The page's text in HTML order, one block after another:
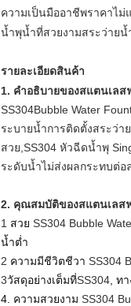
ความเป็นมืออาชีพราคาไม่
น้ำพุน้ำที่สวยงามสระว่าย
รายละเอียดสินค้า
1. คำอธิบายของสแตนเลส
SS304Bubble Water
ระบายน้ำการติดตั้งสระว่า
สวย, SS304 หัวฉีดน้ำพุ
ระดับน้ำไม่ส่งผลกระทบต่อ
2. คุณสมบัติของสแตนเลส
1 สวย SS304 Bubble
น้ำต่ำ
2 ความมีชีวิตชีวา SS304
3วัสดุอย่างเต็มที่SS304 , ท
4. ความสวยงาม SS304